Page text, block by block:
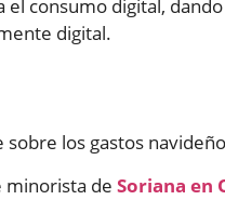
el consumo digital,
digital.
sobre los gastos
minorista de Soriana en